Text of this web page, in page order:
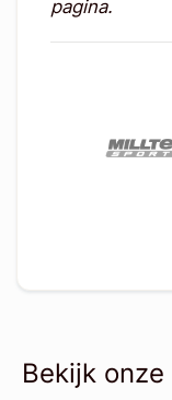
pagina.
Bekijk onze